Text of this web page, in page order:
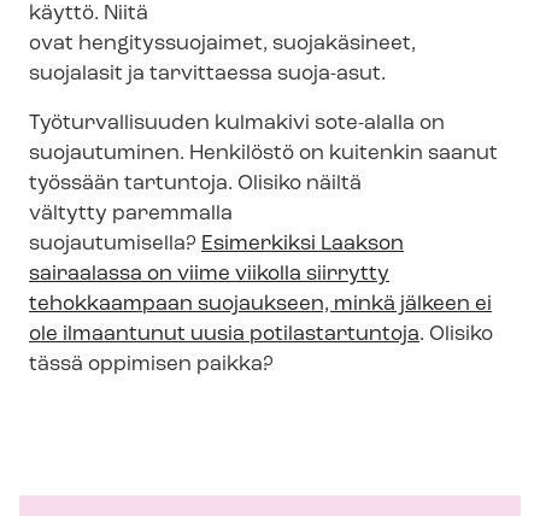
käyttö. Niitä
ovat hengityssuojaimet, suojakäsineet,
suojalasit ja tarvittaessa suoja-asut.
Työturvallisuuden kulmakivi sote-alalla on
suojautuminen. Henkilöstö on kuitenkin saanut
työssään tartuntoja. Olisiko näiltä
vältytty paremmalla
suojautumisella? Esimerkiksi Laakson
sairaalassa on viime viikolla siirrytty
tehokkaampaan suojaukseen, minkä jälkeen ei
ole ilmaantunut uusia potilastartuntoja. Olisiko
tässä oppimisen paikka?